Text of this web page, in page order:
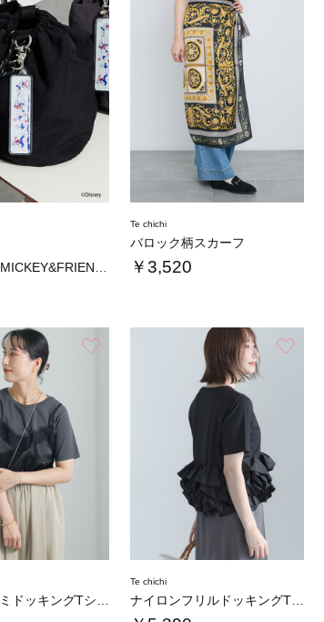
Te chichi
バロック柄スカーフ
￥3,520
Te chichi